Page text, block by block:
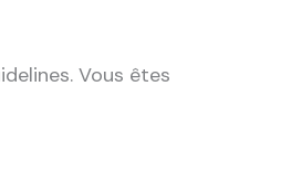
Vous êtes